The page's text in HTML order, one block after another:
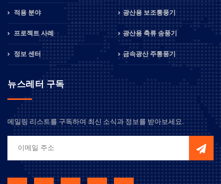
적용 분야
프로젝트 사례
정보 센터
광산용 보조통풍기
광산용 축류 송풍기
금속광산 주통풍기
뉴스레터 구독
메일링 리스트를 구독하여 최신 소식과 정보를 받아보세요.